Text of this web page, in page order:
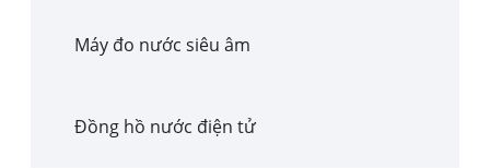
Máy đo nước siêu âm
Đồng hồ nước điện tử